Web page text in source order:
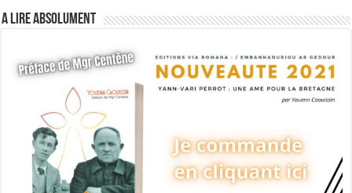
A lire absolument